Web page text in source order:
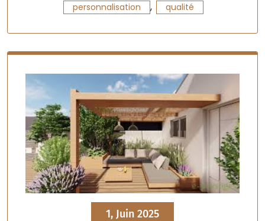
personnalisation , qualité
1, Juin 2025